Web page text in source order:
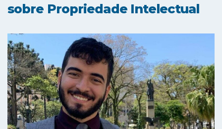
sobre Propriedade Intelectual